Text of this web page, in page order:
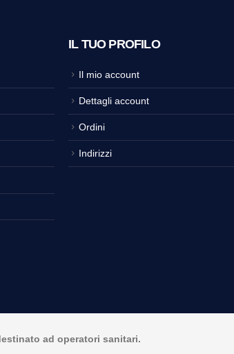
IL TUO PROFILO
Il mio account
Dettagli account
Ordini
Indirizzi
ad operatori sanitari.